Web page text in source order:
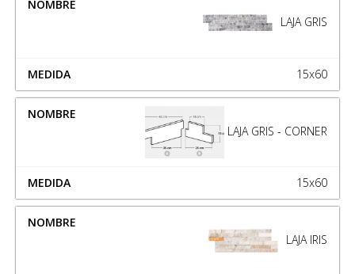
LAJA GRIS
15x60
LAJA GRIS - CORNER
15x60
LAJA IRIS